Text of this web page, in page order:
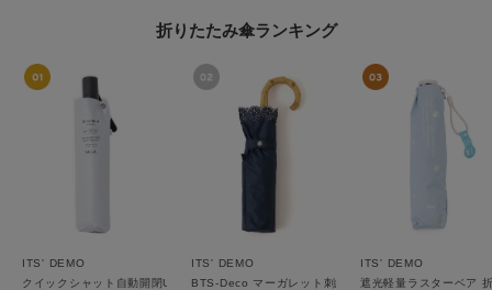
折りたたみ傘ランキング
ITS' DEMO
クイックシャット自動開閉UVブロック55cm 折りたたみ傘 日傘
ITS' DEMO
BTS-Deco マーガレット刺繍 折りたたみ傘 日傘
ITS' DEMO
遮光軽量ラスターベア